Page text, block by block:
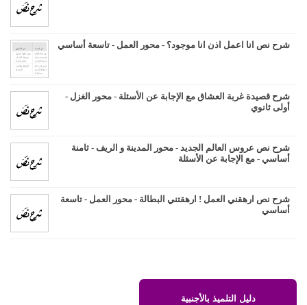
شرح نص انا اعمل اذن انا موجود؟ - محور العمل - تاسعة أساسي
شرح قصيدة غربة العشاق مع الإجابة عن الأسئلة - محور الغزل -
أولى ثانوي
شرح نص عروس العالم الجديد - محور المدينة و الريف - ثامنة
أساسي - مع الإجابة عن الأسئلة
شرح نص ارهقني العمل ! ارهقتني البطالة - محور العمل - تاسعة
أساسي
دليل التلميذ بالأجنبية